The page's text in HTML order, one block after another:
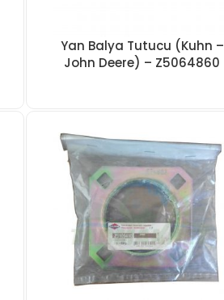
Yan Balya Tutucu (Kuhn –
John Deere) – Z5064860